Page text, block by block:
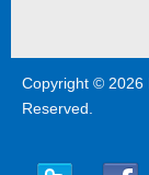
Copyright © 2026
Reserved.